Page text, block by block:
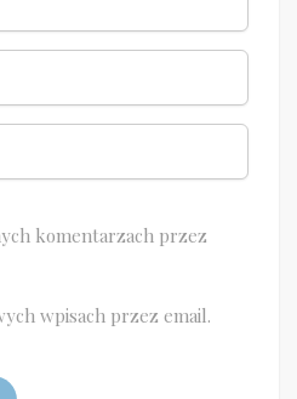
komentarzach przez
wpisach przez email.